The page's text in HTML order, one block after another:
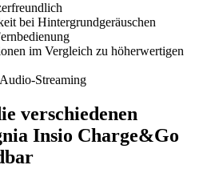
bei Hintergrundgeräuschen
im Vergleich zu höherwertigen
Streaming
verschiedenen
Insio Charge&Go